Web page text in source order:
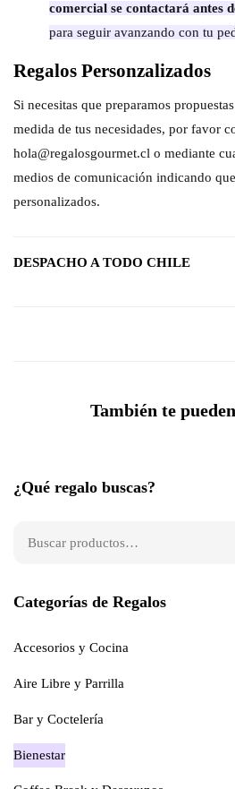
comercial se contactará antes
para seguir avanzando con tu
Regalos Personzalizados
Si necesitas que preparamos
medida de tus necesidades, por favor
hola@regalosgourmet.cl o mediante
medios de comunicación indicando
personalizados.
DESPACHO A TODO CHILE
También te
¿Qué regalo buscas?
Categorías de Regalos
Accesorios y Cocina
Aire Libre y Parrilla
Bar y Coctelería
Bienestar